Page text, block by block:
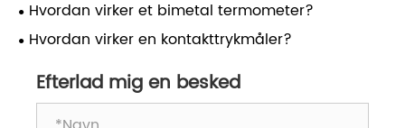
Hvordan virker et bimetal termometer?
Hvordan virker en kontakttrykmåler?
Efterlad mig en besked